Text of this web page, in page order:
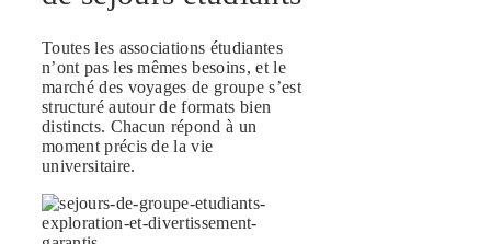
Toutes les associations étudiantes
n’ont pas les mêmes besoins, et le
marché des voyages de groupe s’est
structuré autour de formats bien
distincts. Chacun répond à un
moment précis de la vie
universitaire.